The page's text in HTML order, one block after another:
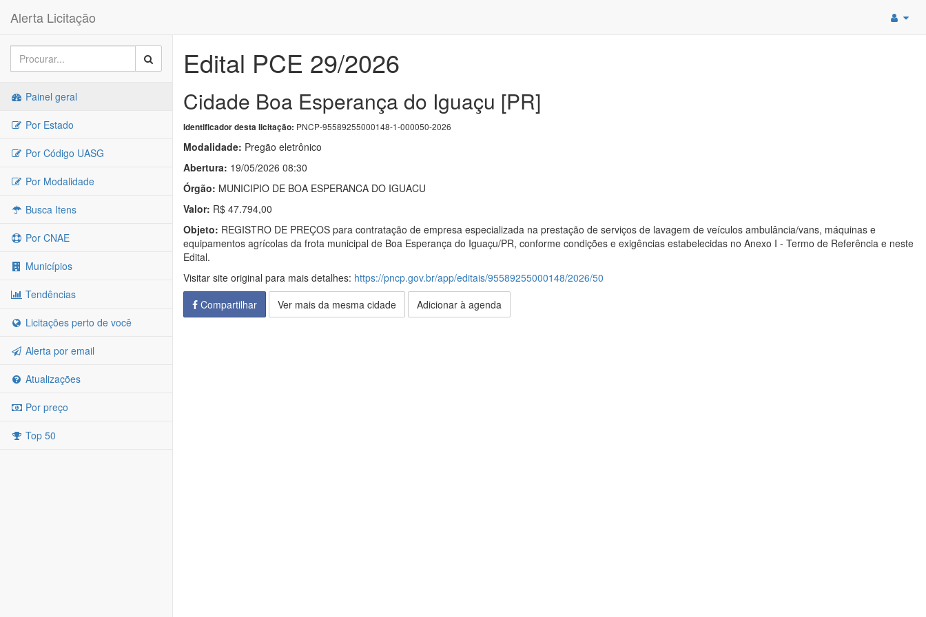
Alerta Licitação
Painel geral
Por Estado
Por Código UASG
Por Modalidade
Busca Itens
Por CNAE
Municípios
Tendências
Licitações perto de você
Alerta por email
Atualizações
Por preço
Top 50
Edital PCE 29/2026
Cidade Boa Esperança do Iguaçu [PR]
Identificador desta licitação: PNCP-95589255000148-1-000050-2026
Modalidade: Pregão eletrônico
Abertura: 19/05/2026 08:30
Órgão: MUNICIPIO DE BOA ESPERANCA DO IGUACU
Valor: R$ 47.794,00
Objeto: REGISTRO DE PREÇOS para contratação de empresa especializada na prestação de serviços de lavagem de veículos ambulância/vans, máquinas e
equipamentos agrícolas da frota municipal de Boa Esperança do Iguaçu/PR, conforme condições e exigências estabelecidas no Anexo I - Termo de Referência e neste
Edital.
Visitar site original para mais detalhes: https://pncp.gov.br/app/editais/95589255000148/2026/50
Compartilhar
Ver mais da mesma cidade Adicionar à agenda